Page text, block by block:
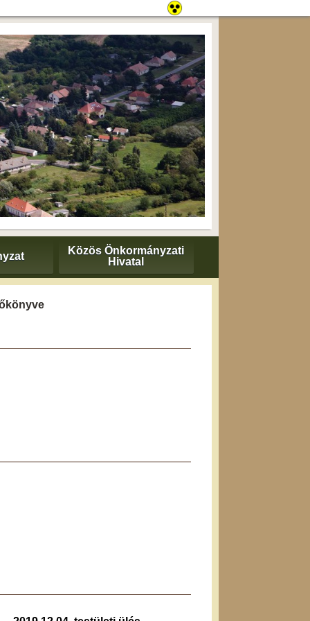
Közös Önkormányzati
Hivatal